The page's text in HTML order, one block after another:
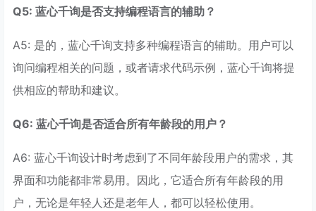
Q5: 蓝心千询是否支持编程语言的辅助？
A5: 是的，蓝心千询支持多种编程语言的辅助。用户可以
询问编程相关的问题，或者请求代码示例，蓝心千询将提
供相应的帮助和建议。
Q6: 蓝心千询是否适合所有年龄段的用户？
A6: 蓝心千询设计时考虑到了不同年龄段用户的需求，其
界面和功能都非常易用。因此，它适合所有年龄段的用
户，无论是年轻人还是老年人，都可以轻松使用。